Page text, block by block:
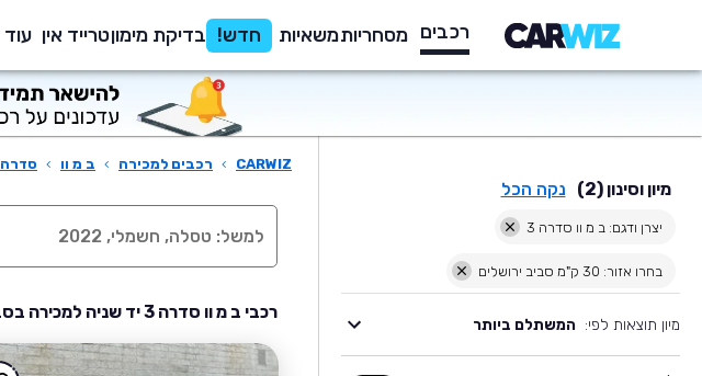
רכבים מסחריותמשאיות חדש! בדיקת מימוןטרייד אין עוד
מיון וסינון (2) נקה הכל
יצרן ודגם: ב מ וו סדרה 3
בחרו אזור: 30 ק"מ סביב ירושלים
מיון תוצאות לפי: המשתלם ביותר
CARWIZ
› רכבים למכירה › ב מ וו › סדרה 3
רכבי ב מ וו סדרה 3 יד שניה למכירה בסביבת ירושלים